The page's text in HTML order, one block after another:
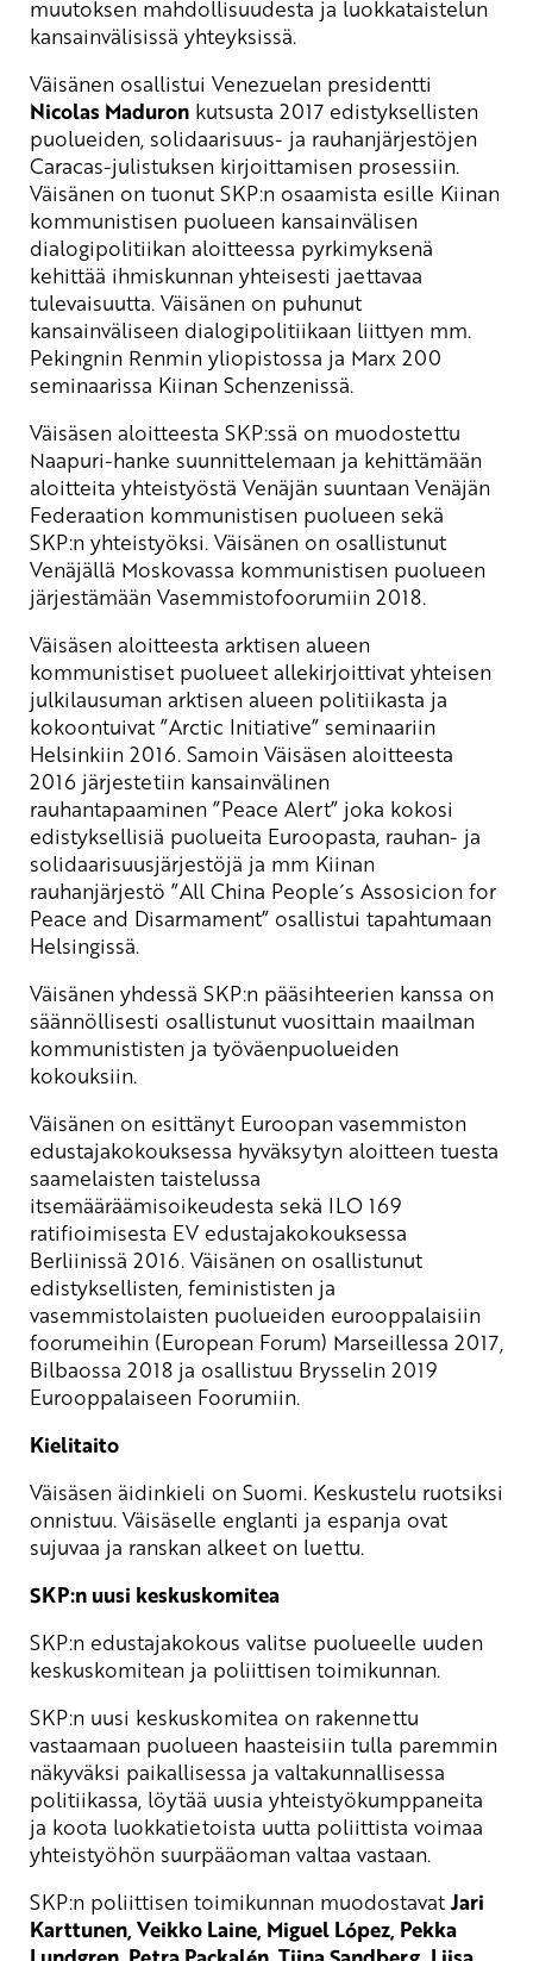
muutoksen mahdollisuudesta ja luokkataistelun
kansainvälisissä yhteyksissä.
Väisänen osallistui Venezuelan presidentti
Nicolas Maduron kutsusta 2017 edistyksellisten
puolueiden, solidaarisuus- ja rauhanjärjestöjen
Caracas-julistuksen kirjoittamisen prosessiin.
Väisänen on tuonut SKP:n osaamista esille Kiinan
kommunistisen puolueen kansainvälisen
dialogipolitiikan aloitteessa pyrkimyksenä
kehittää ihmiskunnan yhteisesti jaettavaa
tulevaisuutta. Väisänen on puhunut
kansainväliseen dialogipolitiikaan liittyen mm.
Pekingnin Renmin yliopistossa ja Marx 200
seminaarissa Kiinan Schenzenissä.
Väisäsen aloitteesta SKP:ssä on muodostettu
Naapuri-hanke suunnittelemaan ja kehittämään
aloitteita yhteistyöstä Venäjän suuntaan Venäjän
Federaation kommunistisen puolueen sekä
SKP:n yhteistyöksi. Väisänen on osallistunut
Venäjällä Moskovassa kommunistisen puolueen
järjestämään Vasemmistofoorumiin 2018.
Väisäsen aloitteesta arktisen alueen
kommunistiset puolueet allekirjoittivat yhteisen
julkilausuman arktisen alueen politiikasta ja
kokoontuivat ”Arctic Initiative” seminaariin
Helsinkiin 2016. Samoin Väisäsen aloitteesta
2016 järjestetiin kansainvälinen
rauhantapaaminen ”Peace Alert” joka kokosi
edistyksellisiä puolueita Euroopasta, rauhan- ja
solidaarisuusjärjestöjä ja mm Kiinan
rauhanjärjestö ”All China People´s Assosicion for
Peace and Disarmament” osallistui tapahtumaan
Helsingissä.
Väisänen yhdessä SKP:n pääsihteerien kanssa on
säännöllisesti osallistunut vuosittain maailman
kommunististen ja työväenpuolueiden
kokouksiin.
Väisänen on esittänyt Euroopan vasemmiston
edustajakokouksessa hyväksytyn aloitteen tuesta
saamelaisten taistelussa
itsemääräämisoikeudesta sekä ILO 169
ratifioimisesta EV edustajakokouksessa
Berliinissä 2016. Väisänen on osallistunut
edistyksellisten, feminististen ja
vasemmistolaisten puolueiden eurooppalaisiin
foorumeihin (European Forum) Marseillessa 2017,
Bilbaossa 2018 ja osallistuu Brysselin 2019
Eurooppalaiseen Foorumiin.
Kielitaito
Väisäsen äidinkieli on Suomi. Keskustelu ruotsiksi
onnistuu. Väisäselle englanti ja espanja ovat
sujuvaa ja ranskan alkeet on luettu.
SKP:n uusi keskuskomitea
SKP:n edustajakokous valitse puolueelle uuden
keskuskomitean ja poliittisen toimikunnan.
SKP:n uusi keskuskomitea on rakennettu
vastaamaan puolueen haasteisiin tulla paremmin
näkyväksi paikallisessa ja valtakunnallisessa
politiikassa, löytää uusia yhteistyökumppaneita
ja koota luokkatietoista uutta poliittista voimaa
yhteistyöhön suurpääoman valtaa vastaan.
SKP:n poliittisen toimikunnan muodostavat Jari
Karttunen, Veikko Laine, Miguel López, Pekka